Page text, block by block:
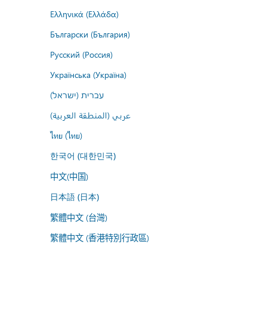
Ελληνικά (Ελλάδα)
Български (България)
Русский (Россия)
Українська (Україна)
עברית (ישראל)
عربي (المنطقة العربية)
ไทย (ไทย)
한국어 (대한민국)
中文(中国)
日本語 (日本)
繁體中文 (台灣)
繁體中文 (香港特別行政區)